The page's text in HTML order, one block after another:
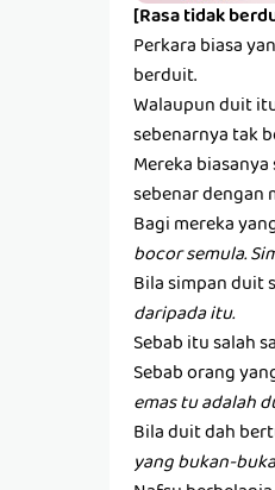
[Rasa tidak
Perkara biasa
berduit.
Walaupun duit
sebenarnya tak
Mereka
sebenar dengan
Bagi mereka
bocor semula.
Bila simpan duit
daripada itu.
Sebab itu salah
Sebab orang
emas tu adalah
Bila duit dah
yang bukan-